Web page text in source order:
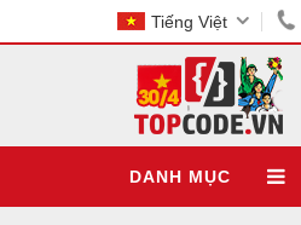
Tiếng Việt
DANH MỤC